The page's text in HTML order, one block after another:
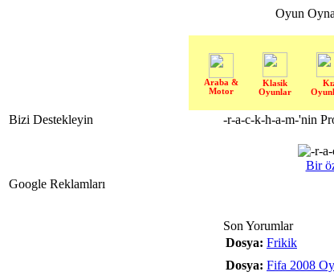
Oyun
Araba &
Motor
Klasik
Oyunlar
Bizi Destekleyin
Google Reklamları
-r-a-c-k-h-a-m-'nin
Bir
Son Yorumlar
Dosya: Frikik
Dosya: Fifa 2008